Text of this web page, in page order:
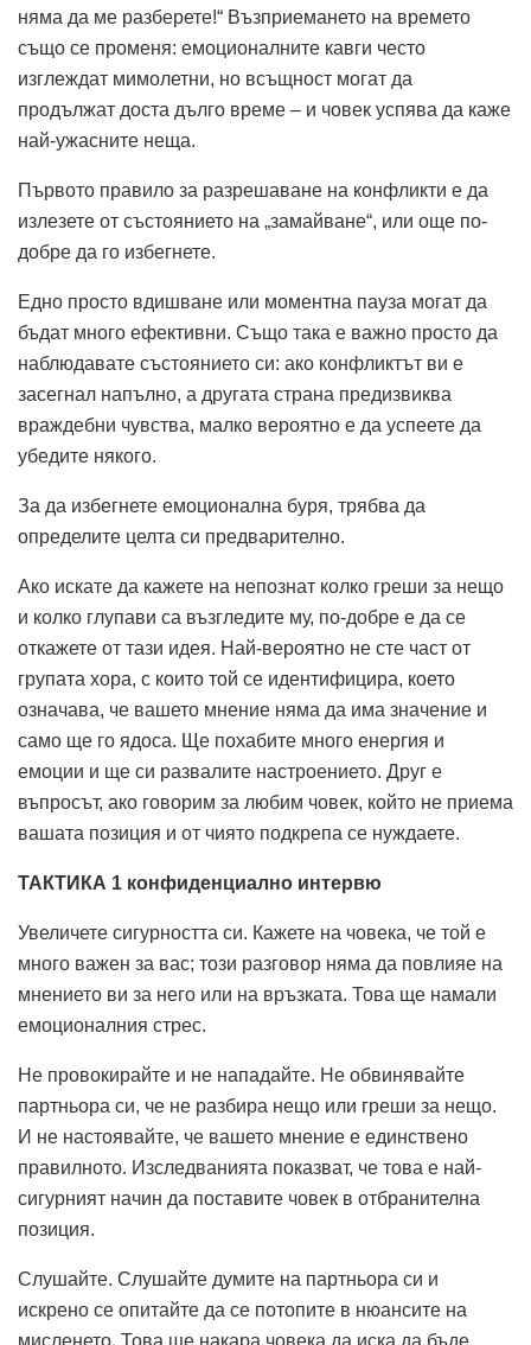
няма да ме разберете!“ Възприемането на времето
също се променя: емоционалните кавги често
изглеждат мимолетни, но всъщност могат да
продължат доста дълго време – и човек успява да каже
най-ужасните неща.
Първото правило за разрешаване на конфликти е да
излезете от състоянието на „замайване“, или още по-
добре да го избегнете.
Едно просто вдишване или моментна пауза могат да
бъдат много ефективни. Също така е важно просто да
наблюдавате състоянието си: ако конфликтът ви е
засегнал напълно, а другата страна предизвиква
враждебни чувства, малко вероятно е да успеете да
убедите някого.
За да избегнете емоционална буря, трябва да
определите целта си предварително.
Ако искате да кажете на непознат колко греши за нещо
и колко глупави са възгледите му, по-добре е да се
откажете от тази идея. Най-вероятно не сте част от
групата хора, с които той се идентифицира, което
означава, че вашето мнение няма да има значение и
само ще го ядоса. Ще похабите много енергия и
емоции и ще си развалите настроението. Друг е
въпросът, ако говорим за любим човек, който не приема
вашата позиция и от чиято подкрепа се нуждаете.
ТАКТИКА 1 конфиденциално интервю
Увеличете сигурността си. Кажете на човека, че той е
много важен за вас; този разговор няма да повлияе на
мнението ви за него или на връзката. Това ще намали
емоционалния стрес.
Не провокирайте и не нападайте. Не обвинявайте
партньора си, че не разбира нещо или греши за нещо.
И не настоявайте, че вашето мнение е единствено
правилното. Изследванията показват, че това е най-
сигурният начин да поставите човек в отбранителна
позиция.
Слушайте. Слушайте думите на партньора си и
искрено се опитайте да се потопите в нюансите на
мисленето. Това ще накара човека да иска да бъде